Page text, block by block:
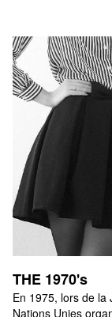
THE 1970's
En 1975, lors de la
Nations Unies